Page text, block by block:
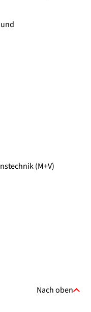
(M+V)
Nach oben